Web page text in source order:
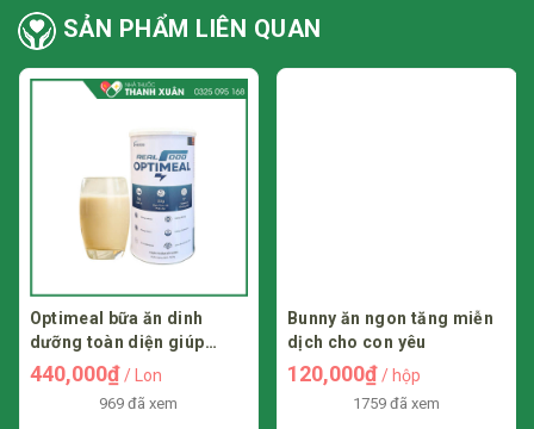
Giá bán viên uống Vitacap trên thị trường hiện nay dao động trong
khoảng 3000/ viên vfa 30.000/vỉ 10 viên tùy từng địa chỉ mua hàng
và giá có thể giao động tùy thời điểm. Mọi người có thể tham khảo giá
tại các nhà thuốc khác nhau để mua được thuốc đảm bảo chất lượng
và giá thành hợp lý nhất.
“Những thông tin trên chỉ mang tính chất tham khảo, mọi người nên
dụng an toàn và hiệu quả.”
SẢN PHẨM LIÊN QUAN
Optimeal bữa ăn dinh
dưỡng toàn diện giúp
kiểm soát cân nặng và hỗ
trợ với người rối loạn
chuyển hoá
440,000₫/ Lon
969 đã xem
Bunny ăn ngon tăng miễn
dịch cho con yêu
120,000₫/ hộp
1759 đã xem